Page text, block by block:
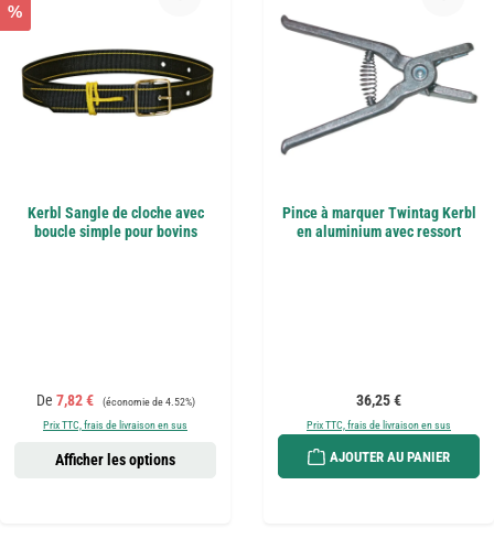
%
Kerbl Sangle de cloche avec
boucle simple pour bovins
Prix de vente :
De 7,82 € Prix régulier :
(économie de 4.52%)
Prix TTC, frais de livraison en sus
Afficher les options
Pince à marquer Twintag Kerbl
en aluminium avec ressort
Prix régulier :
36,25 €
Prix TTC, frais de livraison en sus
AJOUTER AU PANIER